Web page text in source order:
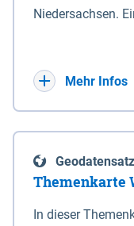
Niedersachsen.
Deichbehörde
enthalten. Sperrwerke Sperrwerke sind Bauwerke
mit
Schutz eines
Mehr Infos
Geodatensatz
Themenkarte
In dieser